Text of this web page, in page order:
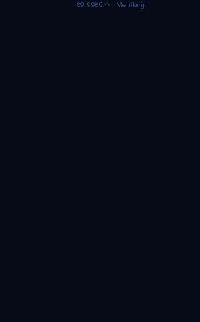
89.9984°N · Meritking